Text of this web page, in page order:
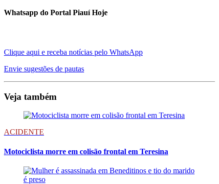
Whatsapp do Portal Piauí Hoje
Clique aqui e receba notícias pelo WhatsApp
Envie sugestões de pautas
Veja também
ACIDENTE
Motociclista morre em colisão frontal em Teresina